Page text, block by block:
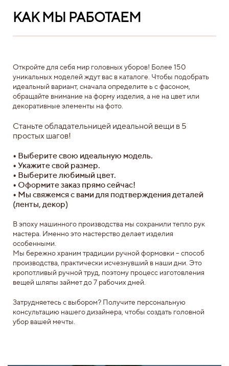
КАК МЫ РАБОТАЕМ
Откройте для себя мир головных уборов! Более 150
уникальных моделей ждут вас в каталоге. Чтобы подобрать
идеальный вариант, сначала определите ь с фасоном,
обращайте внимание на форму изделия, а не на цвет или
декоративные элементы на фото.
Станьте обладательницей идеальной вещи в 5
простых шагов!
• Выберите свою идеальную модель.
• Укажите свой размер.
• Выберите любимый цвет.
• Оформите заказ прямо сейчас!
• Мы свяжемся с вами для подтверждения деталей
(ленты, декор)
В эпоху машинного производства мы сохранили тепло рук
мастера. Именно это мастерство делает изделия
особенными.
Мы бережно храним традиции ручной формовки – способ
производства, практически исчезнувший в наши дни. Это
кропотливый ручной труд, поэтому процесс изготовления
вещей шляпы займет до 7 рабочих дней.
Затрудняетесь с выбором? Получите персональную
консультацию нашего дизайнера, чтобы создать головной
убор вашей мечты.